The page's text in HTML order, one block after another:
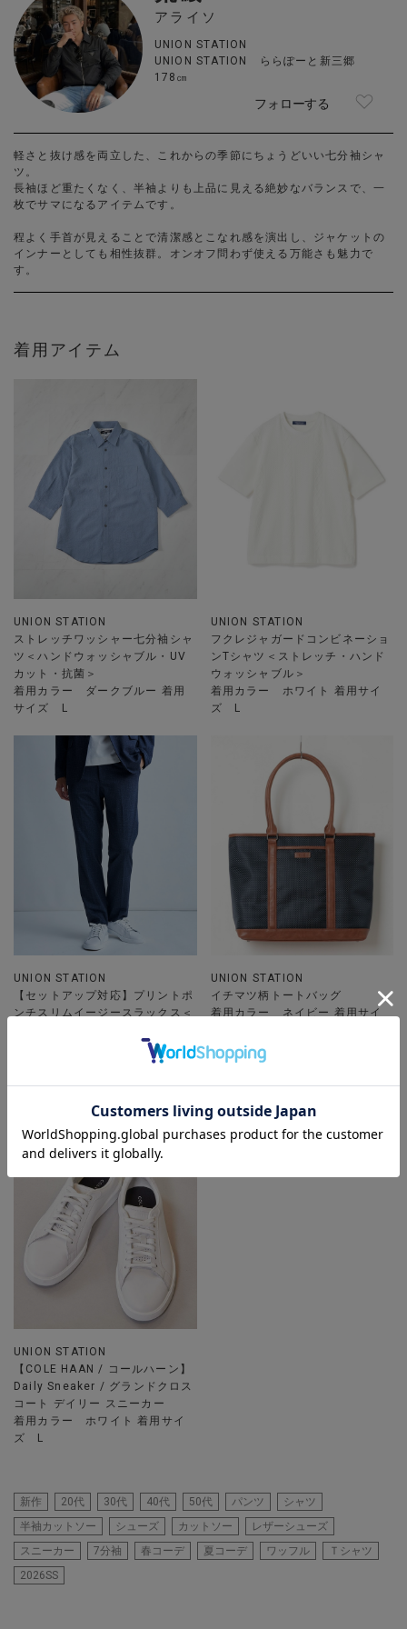
アライソ
UNION STATION
UNION STATION ららぽーと新三郷
178㎝
フォローする
軽さと抜け感を両立した、これからの季節にちょうどいい七分袖シャ
ツ。
長袖ほど重たくなく、半袖よりも上品に見える絶妙なバランスで、一
枚でサマになるアイテムです。
程よく手首が見えることで清潔感とこなれ感を演出し、ジャケットの
インナーとしても相性抜群。オンオフ問わず使える万能さも魅力で
す。
着用アイテム
UNION STATION
ストレッチワッシャー七分袖シャ
ツ＜ハンドウォッシャブル・UV
カット・抗菌＞
着用カラー ダークブルー 着用
サイズ L
UNION STATION
フクレジャガードコンビネーショ
ンTシャツ＜ストレッチ・ハンド
ウォッシャブル＞
着用カラー ホワイト 着用サイ
ズ L
UNION STATION
【セットアップ対応】プリントポ
ンチスリムイージースラックス＜
着用カラー ネイビー 着用サイ
UNION STATION
イチマツ柄トートバッグ
着用カラー ネイビー 着用サイ
UNION STATION
【COLE HAAN / コールハーン】
Daily Sneaker / グランドクロス
コート デイリー スニーカー
着用カラー ホワイト 着用サイ
ズ L
新作 20代 30代 40代 50代 パンツ
シャツ
半袖カットソー
シューズ カットソー
レザーシューズ
スニーカー
7分袖 春コーデ 夏コーデ ワッフル
Ｔシャツ
2026SS